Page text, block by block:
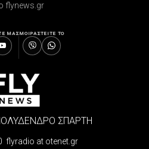
flynews.gr
ΜΑΣΜΟΙΡΑΣΤΕΙΤΕ ΤΟ
ΣΠΑΡΤΗ
flyradio at otenet.gr